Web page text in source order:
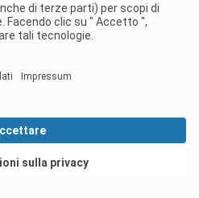
Condizioni d'uso